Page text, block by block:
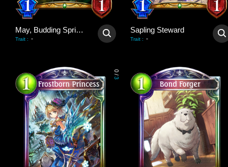
May, Budding Spring Wind
Trait : -
Sapling Steward
Trait : -
0
/
3